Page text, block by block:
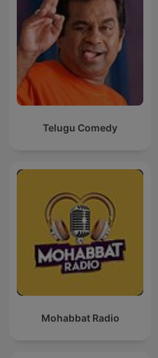
Telugu Comedy
Mohabbat Radio